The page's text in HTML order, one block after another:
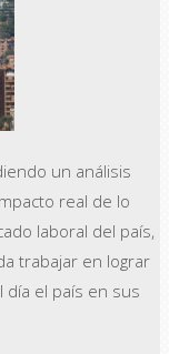
un análisis
real de lo
laboral del país,
trabajar en lograr
día el país en sus